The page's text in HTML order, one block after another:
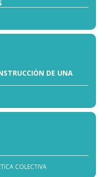
DE UNA
COLECTIVA